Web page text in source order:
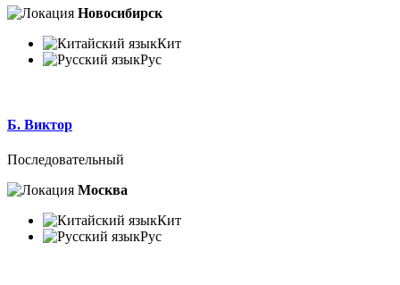
Новосибирск
Кит
Рус
Б. Виктор
Последовательный
Москва
Кит
Рус